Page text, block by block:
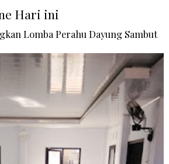
Hari ini
Lomba Perahu Dayung Sambut